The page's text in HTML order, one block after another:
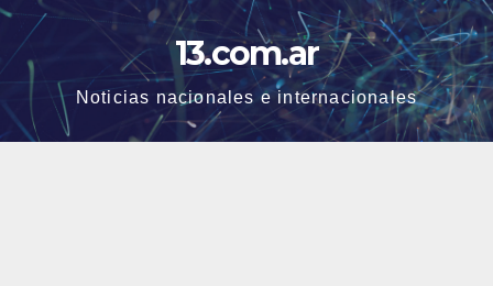
Skip
content
13.com.ar
Noticias nacionales e internacionales